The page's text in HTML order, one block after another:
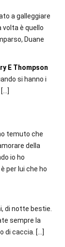
a galleggiare
volta è quello
Duane
E Thompson
si hanno i
[…]
temuto che
della
io ho
per lui che ho
di notte bestie.
sempre la
di caccia. […]